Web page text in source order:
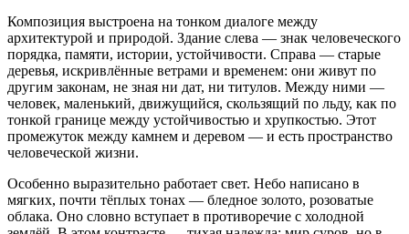
Композиция выстроена на тонком диалоге между
архитектурой и природой. Здание слева — знак человеческого
порядка, памяти, истории, устойчивости. Справа — старые
деревья, искривлённые ветрами и временем: они живут по
другим законам, не зная ни дат, ни титулов. Между ними —
человек, маленький, движущийся, скользящий по льду, как по
тонкой границе между устойчивостью и хрупкостью. Этот
промежуток между камнем и деревом — и есть пространство
человеческой жизни.
Особенно выразительно работает свет. Небо написано в
мягких, почти тёплых тонах — бледное золото, розоватые
облака. Оно словно вступает в противоречие с холодной